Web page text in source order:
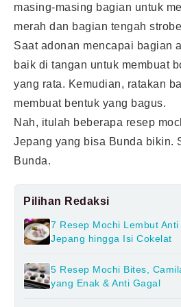
masing-masing bagian untuk
merah dan bagian tengah
Saat adonan mencapai bagian
baik di tangan untuk membuat
yang rata. Kemudian, ratakan
membuat bentuk yang bagus.
Nah, itulah beberapa resep
Jepang yang bisa Bunda bikin.
Bunda.
Pilihan Redaksi
7 Resep Mochi Lembut
Jepang hingga Isi Cokelat
5 Resep Mochi Bites,
yang Enak & Anti Gagal